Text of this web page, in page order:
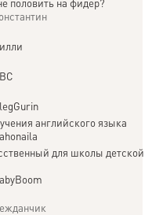
половить на фидер?
английского языка
для школы детской